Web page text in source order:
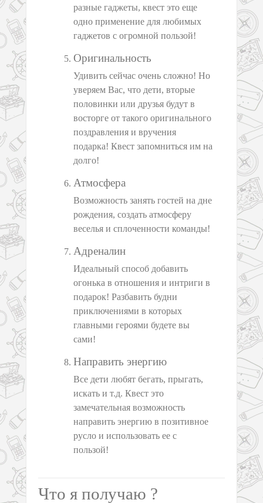
разные гаджеты, квест это еще
одно применение для любимых
гаджетов с огромной пользой!
Оригинальность
Удивить сейчас очень сложно! Но
уверяем Вас, что дети, вторые
половинки или друзья будут в
восторге от такого оригинального
поздравления и вручения
подарка! Квест запомниться им на
долго!
Атмосфера
Возможность занять гостей на дне
рождения, создать атмосферу
веселья и сплоченности команды!
Адреналин
Идеальный способ добавить
огонька в отношения и интриги в
подарок! Разбавить будни
приключениями в которых
главными героями будете вы
сами!
Направить энергию
Все дети любят бегать, прыгать,
искать и т.д. Квест это
замечательная возможность
направить энергию в позитивное
русло и использовать ее с
пользой!
Что я получаю ?